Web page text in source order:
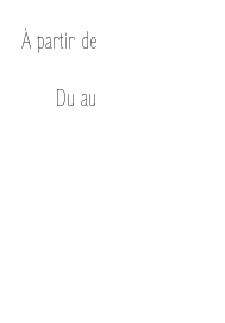
À partir de
Du au